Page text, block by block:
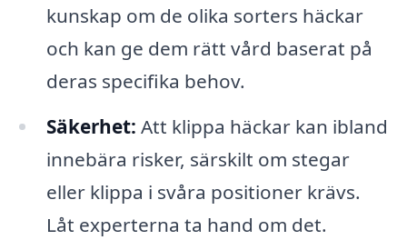
kunskap om de olika sorters häckar
och kan ge dem rätt vård baserat på
deras specifika behov.
Säkerhet: Att klippa häckar kan ibland
innebära risker, särskilt om stegar
eller klippa i svåra positioner krävs.
Låt experterna ta hand om det.